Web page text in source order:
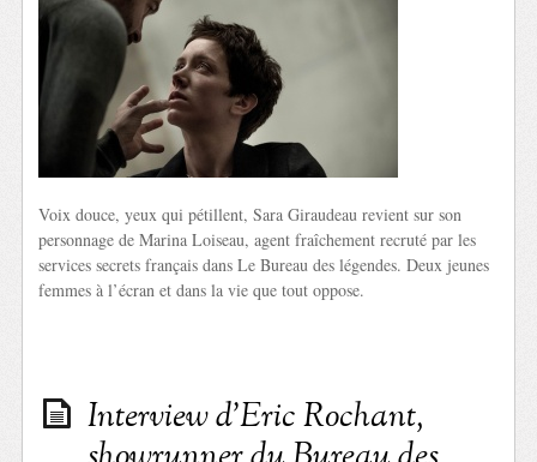
Voix douce, yeux qui pétillent, Sara Giraudeau revient sur son
personnage de Marina Loiseau, agent fraîchement recruté par les
services secrets français dans Le Bureau des légendes. Deux jeunes
femmes à l’écran et dans la vie que tout oppose.
Interview d’Eric Rochant,